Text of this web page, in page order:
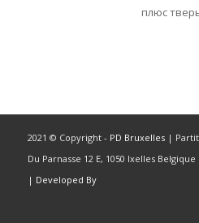
плюс
2021 © Copyright - PD Bruxelles|
Du Parnasse 12 E, 1050 Ixelles Belgique
| Developed By